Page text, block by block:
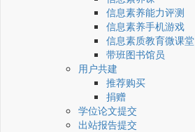
信息素养能力评测
信息素养手机游戏
信息素质教育微课堂
带班图书馆员
用户共建
推荐购买
捐赠
学位论文提交
出站报告提交